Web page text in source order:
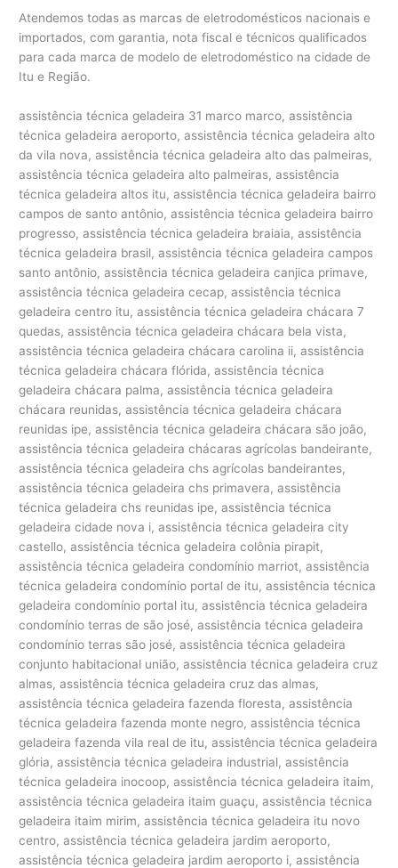
Atendemos todas as marcas de eletrodomésticos nacionais e
importados, com garantia, nota fiscal e técnicos qualificados
para cada marca de modelo de eletrodoméstico na cidade de
Itu e Região.
assistência técnica geladeira 31 marco marco, assistência
técnica geladeira aeroporto, assistência técnica geladeira alto
da vila nova, assistência técnica geladeira alto das palmeiras,
assistência técnica geladeira alto palmeiras, assistência
técnica geladeira altos itu, assistência técnica geladeira bairro
campos de santo antônio, assistência técnica geladeira bairro
progresso, assistência técnica geladeira braiaia, assistência
técnica geladeira brasil, assistência técnica geladeira campos
santo antônio, assistência técnica geladeira canjica primave,
assistência técnica geladeira cecap, assistência técnica
geladeira centro itu, assistência técnica geladeira chácara 7
quedas, assistência técnica geladeira chácara bela vista,
assistência técnica geladeira chácara carolina ii, assistência
técnica geladeira chácara flórida, assistência técnica
geladeira chácara palma, assistência técnica geladeira
chácara reunidas, assistência técnica geladeira chácara
reunidas ipe, assistência técnica geladeira chácara são joão,
assistência técnica geladeira chácaras agrícolas bandeirante,
assistência técnica geladeira chs agrícolas bandeirantes,
assistência técnica geladeira chs primavera, assistência
técnica geladeira chs reunidas ipe, assistência técnica
geladeira cidade nova i, assistência técnica geladeira city
castello, assistência técnica geladeira colônia pirapit,
assistência técnica geladeira condomínio marriot, assistência
técnica geladeira condomínio portal de itu, assistência técnica
geladeira condomínio portal itu, assistência técnica geladeira
condomínio terras de são josé, assistência técnica geladeira
condomínio terras são josé, assistência técnica geladeira
conjunto habitacional união, assistência técnica geladeira cruz
almas, assistência técnica geladeira cruz das almas,
assistência técnica geladeira fazenda floresta, assistência
técnica geladeira fazenda monte negro, assistência técnica
geladeira fazenda vila real de itu, assistência técnica geladeira
glória, assistência técnica geladeira industrial, assistência
técnica geladeira inocoop, assistência técnica geladeira itaim,
assistência técnica geladeira itaim guaçu, assistência técnica
geladeira itaim mirim, assistência técnica geladeira itu novo
centro, assistência técnica geladeira jardim aeroporto,
assistência técnica geladeira jardim aeroporto i, assistência